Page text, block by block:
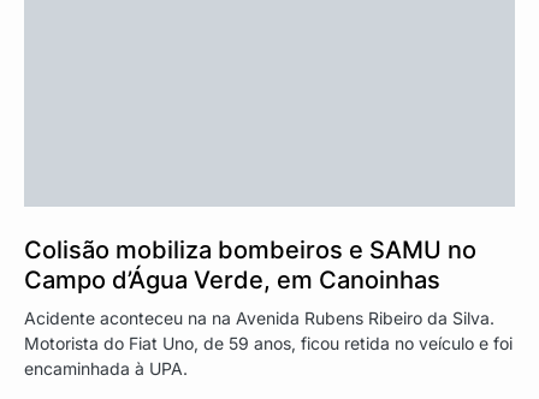
Colisão mobiliza bombeiros e SAMU no
Campo d’Água Verde, em Canoinhas
Acidente aconteceu na na Avenida Rubens Ribeiro da Silva.
Motorista do Fiat Uno, de 59 anos, ficou retida no veículo e foi
encaminhada à UPA.